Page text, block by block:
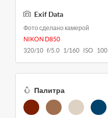
Exif Data
Фото сделано камерой
NIKON D850
320/10 f/5.0 1/160 ISO 100
Палитра